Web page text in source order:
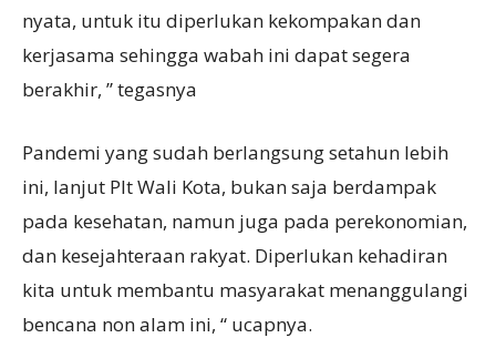
nyata, untuk itu diperlukan kekompakan dan
kerjasama sehingga wabah ini dapat segera
berakhir, ” tegasnya
Pandemi yang sudah berlangsung setahun lebih
ini, lanjut Plt Wali Kota, bukan saja berdampak
pada kesehatan, namun juga pada perekonomian,
dan kesejahteraan rakyat. Diperlukan kehadiran
kita untuk membantu masyarakat menanggulangi
bencana non alam ini, “ ucapnya.